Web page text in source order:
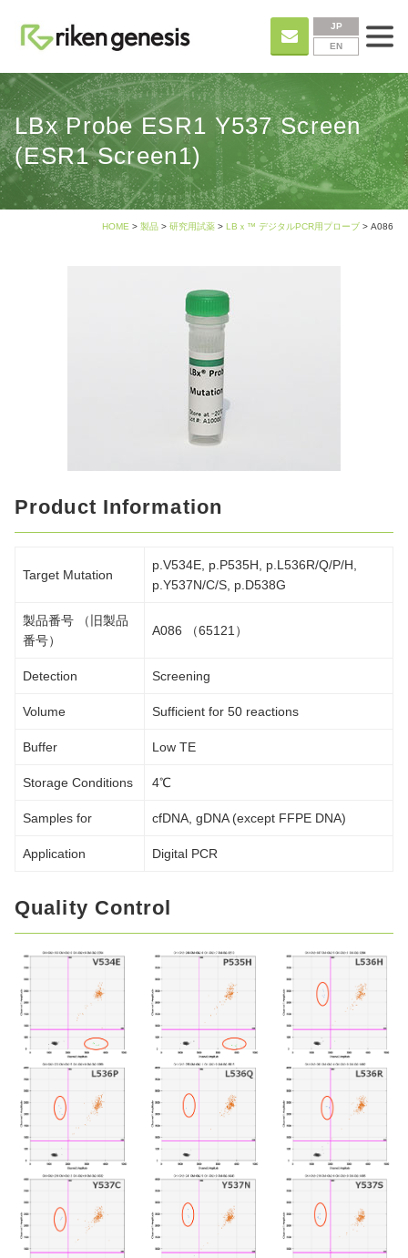
JP
EN
LBx Probe ESR1 Y537 Screen
(ESR1 Screen1)
HOME > 製品 > 研究用試薬 > LBｘ™ デジタルPCR用プローブ > A086
Product Information
Target Mutation
p.V534E, p.P535H, p.L536R/Q/P/H,
p.Y537N/C/S, p.D538G
製品番号 （旧製品
番号）
A086 （65121）
Detection Screening
Volume Sufficient for 50 reactions
Buffer Low TE
Storage Conditions 4℃
Samples for cfDNA, gDNA (except FFPE DNA)
Application Digital PCR
Quality Control